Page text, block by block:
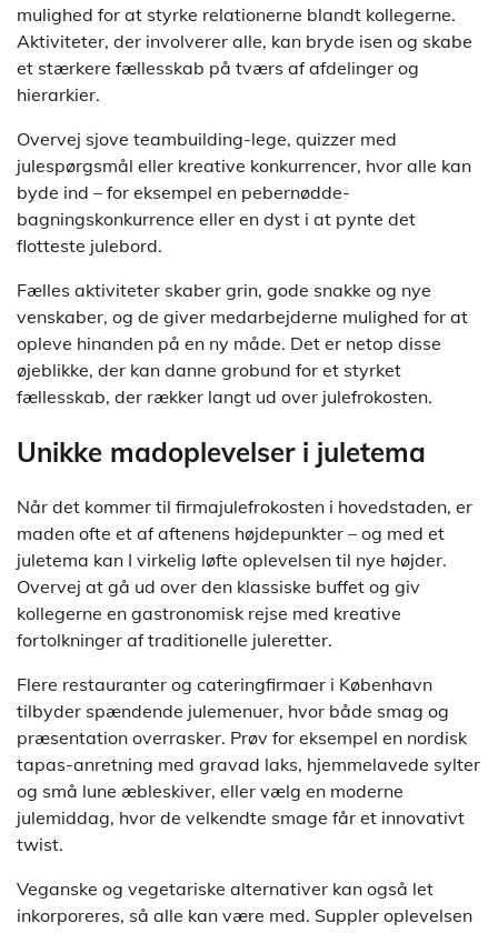
mulighed for at styrke relationerne blandt kollegerne.
Aktiviteter, der involverer alle, kan bryde isen og skabe
et stærkere fællesskab på tværs af afdelinger og
hierarkier.
Overvej sjove teambuilding-lege, quizzer med
julespørgsmål eller kreative konkurrencer, hvor alle kan
byde ind – for eksempel en pebernødde-
bagningskonkurrence eller en dyst i at pynte det
flotteste julebord.
Fælles aktiviteter skaber grin, gode snakke og nye
venskaber, og de giver medarbejderne mulighed for at
opleve hinanden på en ny måde. Det er netop disse
øjeblikke, der kan danne grobund for et styrket
fællesskab, der rækker langt ud over julefrokosten.
Unikke madoplevelser i juletema
Når det kommer til firmajulefrokosten i hovedstaden, er
maden ofte et af aftenens højdepunkter – og med et
juletema kan I virkelig løfte oplevelsen til nye højder.
Overvej at gå ud over den klassiske buffet og giv
kollegerne en gastronomisk rejse med kreative
fortolkninger af traditionelle juleretter.
Flere restauranter og cateringfirmaer i København
tilbyder spændende julemenuer, hvor både smag og
præsentation overrasker. Prøv for eksempel en nordisk
tapas-anretning med gravad laks, hjemmelavede sylter
og små lune æbleskiver, eller vælg en moderne
julemiddag, hvor de velkendte smage får et innovativt
twist.
Veganske og vegetariske alternativer kan også let
inkorporeres, så alle kan være med. Suppler oplevelsen